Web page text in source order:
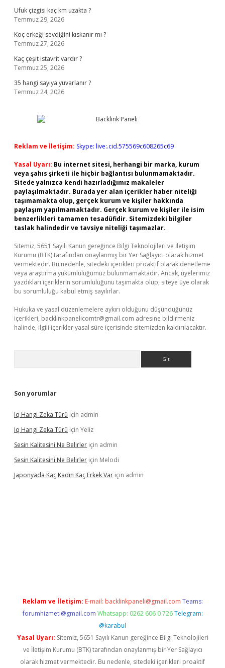
Ufuk çizgisi kaç km uzakta ?
Temmuz 29, 2026
Koç erkeği sevdiğini kıskanır mı ?
Temmuz 27, 2026
Kaç çeşit istavrit vardır ?
Temmuz 25, 2026
35 hangi sayıya yuvarlanır ?
Temmuz 24, 2026
Reklam ve İletişim: Skype: live:.cid.575569c608265c69
Yasal Uyarı: Bu internet sitesi, herhangi bir marka, kurum
veya şahıs şirketi ile hiçbir bağlantısı bulunmamaktadır.
Sitede yalnızca kendi hazırladığımız makaleler
paylaşılmaktadır. Burada yer alan içerikler haber niteliği
taşımamakta olup, gerçek kurum ve kişiler hakkında
paylaşım yapılmamaktadır. Gerçek kurum ve kişiler ile isim
benzerlikleri tamamen tesadüfidir. Sitemizdeki bilgiler
taslak halindedir ve tavsiye niteliği taşımazlar.
Sitemiz, 5651 Sayılı Kanun gereğince Bilgi Teknolojileri ve İletişim
Kurumu (BTK) tarafından onaylanmış bir Yer Sağlayıcı olarak hizmet
vermektedir. Bu nedenle, sitedeki içerikleri proaktif olarak denetleme
veya araştırma yükümlülüğümüz bulunmamaktadır. Ancak, üyelerimiz
yazdıkları içeriklerin sorumluluğunu taşımakta olup, siteye üye olarak
bu sorumluluğu kabul etmiş sayılırlar.
Hukuka ve yasal düzenlemelere aykırı olduğunu düşündüğünüz
içerikleri, backlinkpanelicomtr@gmail.com adresine bildirmeniz
halinde, ilgili içerikler yasal süre içerisinde sitemizden kaldırılacaktır.
Son yorumlar
Iq Hangi Zeka Türü için admin
Iq Hangi Zeka Türü için Yeliz
Sesin Kalitesini Ne Belirler için admin
Sesin Kalitesini Ne Belirler için Melodi
Japonyada Kaç Kadın Kaç Erkek Var için admin
Reklam ve İletişim: E-mail: backlinkpaneli@gmail.com Teams:
forumhizmeti@gmail.com Whatsapp: 0262 606 0 726 Telegram:
@karabul
Yasal Uyarı: Sitemiz, 5651 Sayılı Kanun gereğince Bilgi Teknolojileri
ve İletişim Kurumu (BTK) tarafından onaylanmış bir Yer Sağlayıcı
olarak hizmet vermektedir. Bu nedenle, sitedeki içerikleri proaktif